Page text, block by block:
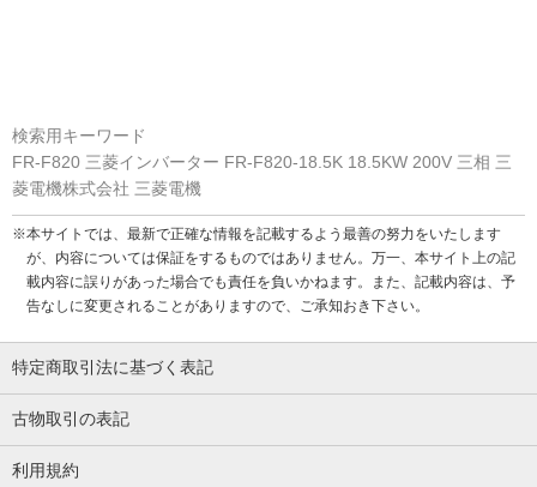
検索用キーワード
FR-F820 三菱インバーター FR-F820-18.5K 18.5KW 200V 三相 三
菱電機株式会社 三菱電機
※本サイトでは、最新で正確な情報を記載するよう最善の努力をいたします
が、内容については保証をするものではありません。万一、本サイト上の記
載内容に誤りがあった場合でも責任を負いかねます。また、記載内容は、予
告なしに変更されることがありますので、ご承知おき下さい。
特定商取引法に基づく表記
古物取引の表記
利用規約